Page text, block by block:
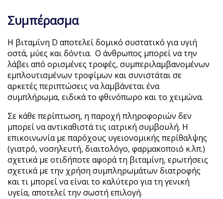
Συμπέρασμα
Η βιταμίνη D αποτελεί δομικό συστατικό για υγιή
οστά, μύες και δόντια. Ο άνθρωπος μπορεί να την
λάβει από ορισμένες τροφές, συμπεριλαμβανομένων
εμπλουτισμένων τροφίμων και συνιστάται σε
αρκετές περιπτώσεις να λαμβάνεται ένα
συμπλήρωμα, ειδικά το φθινόπωρο και το χειμώνα.
Σε κάθε περίπτωση, η παροχή πληροφοριών δεν
μπορεί να αντικαθιστά τις ιατρική συμβουλή. Η
επικοινωνία με παρόχους υγειονομικής περίθαλψης
(γιατρό, νοσηλευτή, διαιτολόγο, φαρμακοποιό κ.λπ.)
σχετικά με οτιδήποτε αφορά τη βιταμίνη, ερωτήσεις
σχετικά με την χρήση συμπληρωμάτων διατροφής
και τι μπορεί να είναι το καλύτερο για τη γενική
υγεία, αποτελεί την σωστή επιλογή.